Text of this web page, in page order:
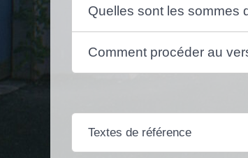
Quelles sont les sommes
Comment procéder au
Textes de référence